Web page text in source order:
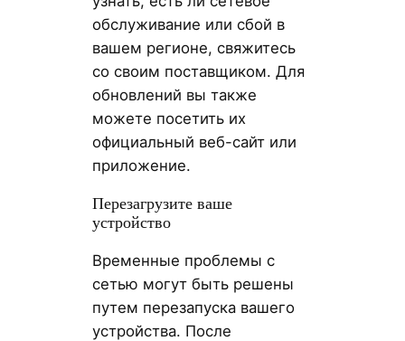
обслуживание или сбой в
вашем регионе, свяжитесь
со своим поставщиком. Для
обновлений вы также
можете посетить их
официальный веб-сайт или
приложение.
Перезагрузите ваше
устройство
Временные проблемы с
сетью могут быть решены
путем перезапуска вашего
устройства. После